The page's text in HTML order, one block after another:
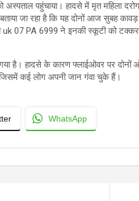
अस्पताल पहुंचाया। हादसे में मृत महिला
जा रहा है कि यह दोनों आज सुबह
07 PA 6999 ने इनकी स्कूटी को टक्कर
है। हादसे के कारण फ्लाईओवर पर दोनों
कई लोग अपनी जान गंवा चुके हैं।
WhatsApp